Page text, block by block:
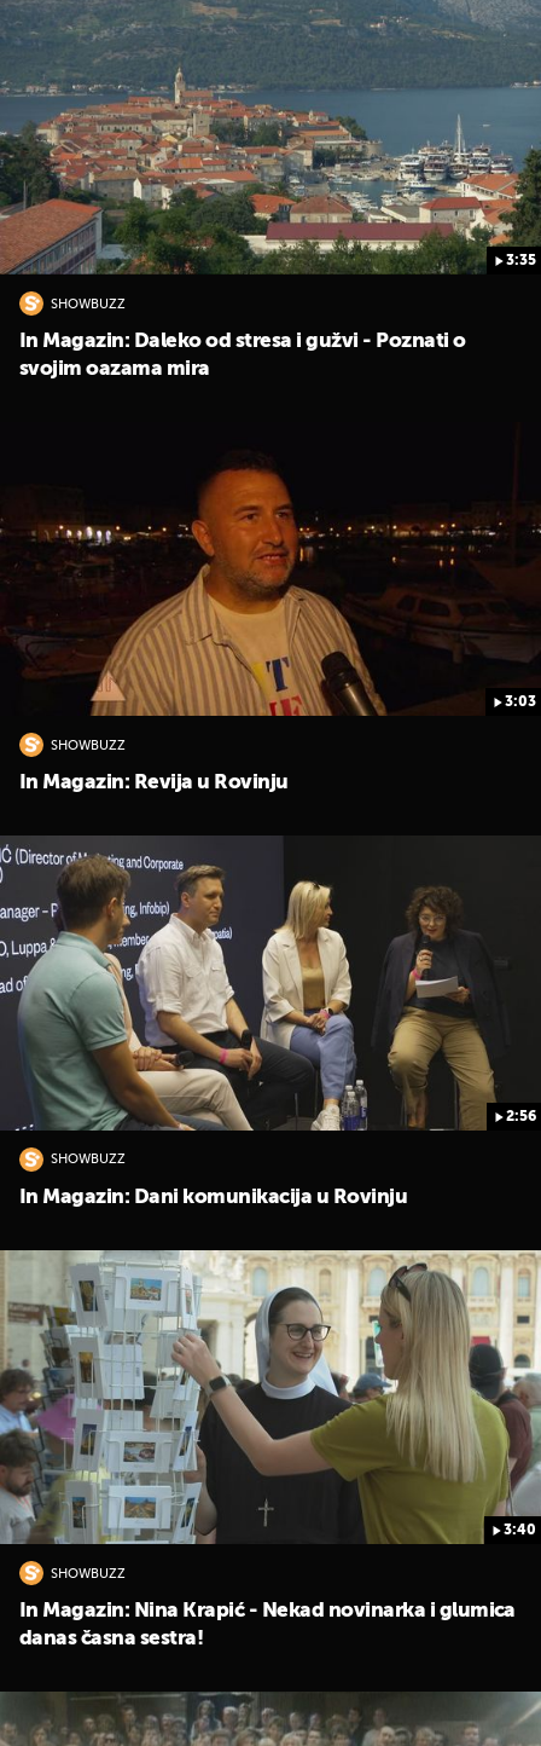
3:35
SHOWBUZZ
In Magazin: Daleko od stresa i gužvi - Poznati o
svojim oazama mira
3:03
SHOWBUZZ
In Magazin: Revija u Rovinju
2:56
SHOWBUZZ
In Magazin: Dani komunikacija u Rovinju
3:40
SHOWBUZZ
In Magazin: Nina Krapić - Nekad novinarka i glumica
danas časna sestra!